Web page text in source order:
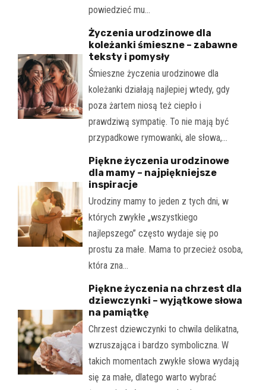
powiedzieć mu…
Życzenia urodzinowe dla
koleżanki śmieszne – zabawne
teksty i pomysły
Śmieszne życzenia urodzinowe dla
koleżanki działają najlepiej wtedy, gdy
poza żartem niosą też ciepło i
prawdziwą sympatię. To nie mają być
przypadkowe rymowanki, ale słowa,…
Piękne życzenia urodzinowe
dla mamy – najpiękniejsze
inspiracje
Urodziny mamy to jeden z tych dni, w
których zwykłe „wszystkiego
najlepszego” często wydaje się po
prostu za małe. Mama to przecież osoba,
która zna…
Piękne życzenia na chrzest dla
dziewczynki – wyjątkowe słowa
na pamiątkę
Chrzest dziewczynki to chwila delikatna,
wzruszająca i bardzo symboliczna. W
takich momentach zwykłe słowa wydają
się za małe, dlatego warto wybrać